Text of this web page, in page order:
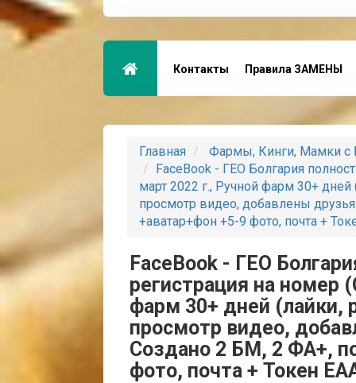
Контакты Правила ЗАМЕНЫ
Главная
Фармы, Кинги, Мамки с
FaceBook - ГЕО Болгария
март 2022 г., Ручной фарм 30+
просмотр видео, добавлены
+аватар+фон +5-9 фото, почта +
FaceBook - ГЕО
регистрация на номер
фарм 30+ дней (лайки,
просмотр видео,
Создано 2 БМ, 2 ФА+,
фото, почта + Токен